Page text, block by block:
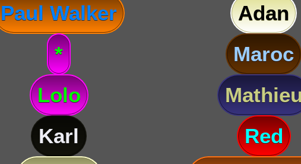
Paul Walker
Adan
*
Maroc
Lolo
Karl
Red